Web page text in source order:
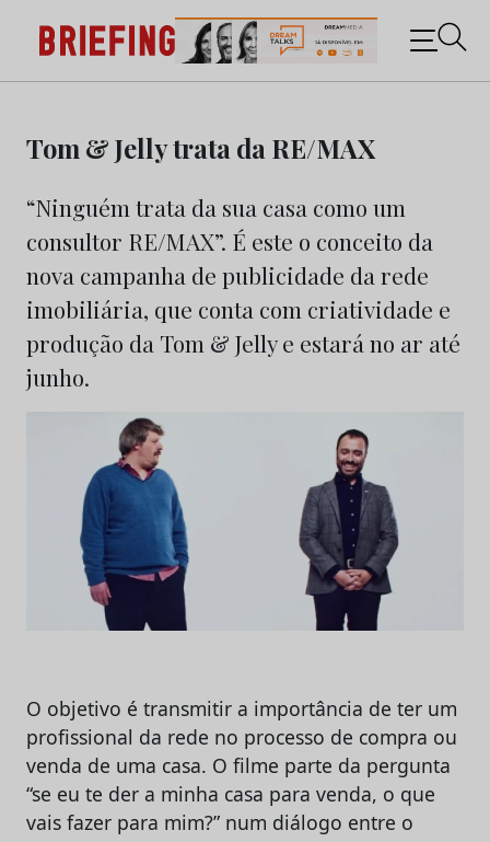
content
Briefing: Todas as notícias sobre os negócios do
Marketing e da Publicidade
Tom & Jelly trata da RE/MAX
“Ninguém trata da sua casa como um
consultor RE/MAX”. É este o conceito da
nova campanha de publicidade da rede
imobiliária, que conta com criatividade e
produção da Tom & Jelly e estará no ar até
junho.
O objetivo é transmitir a importância de ter um
profissional da rede no processo de compra ou
venda de uma casa. O filme parte da pergunta
“se eu te der a minha casa para venda, o que
vais fazer para mim?” num diálogo entre o